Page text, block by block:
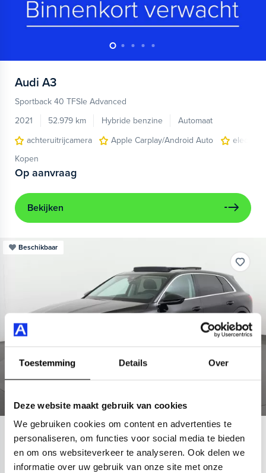
Toestemming Details Over
Deze website maakt gebruik van cookies
We gebruiken cookies om content en advertenties te
personaliseren, om functies voor social media te bieden
en om ons websiteverkeer te analyseren. Ook delen we
informatie over uw gebruik van onze site met onze
Audi A3
Sportback 40 TFSIe Advanced
2021
52.979 km Hybride benzine
Automaat
achteruitrijcamera
Apple Carplay/Android Auto
Kopen
Op aanvraag
Bekijken
Beschikbaar
Audi e-tron
55 quattro Advanced 95 kWh